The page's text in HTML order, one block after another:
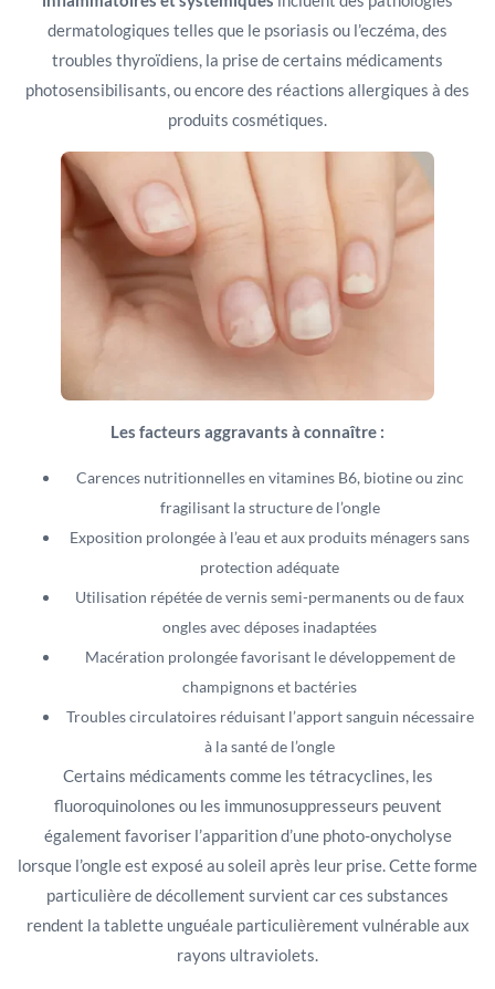
dermatologiques telles que le psoriasis ou l’eczéma, des
troubles thyroïdiens, la prise de certains médicaments
photosensibilisants, ou encore des réactions allergiques à des
produits cosmétiques.
Les facteurs aggravants à connaître :
Carences nutritionnelles en vitamines B6, biotine ou zinc
fragilisant la structure de l’ongle
Exposition prolongée à l’eau et aux produits ménagers sans
protection adéquate
Utilisation répétée de vernis semi-permanents ou de faux
ongles avec déposes inadaptées
Macération prolongée favorisant le développement de
champignons et bactéries
Troubles circulatoires réduisant l’apport sanguin nécessaire
à la santé de l’ongle
Certains médicaments comme les tétracyclines, les
fluoroquinolones ou les immunosuppresseurs peuvent
également favoriser l’apparition d’une photo-onycholyse
lorsque l’ongle est exposé au soleil après leur prise. Cette forme
particulière de décollement survient car ces substances
rendent la tablette unguéale particulièrement vulnérable aux
rayons ultraviolets.